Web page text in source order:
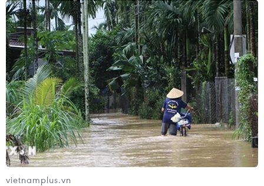
cao tốc Trung Lương-Mỹ Thuận
23/01/2022 10:02
Tập đoàn Đèo Cả sẽ yêu cầu Công ty Nguyễn Vinh
cung cấp các chứng cứ, chứng thực nội dung khiếu nại
để xem xét việc Tập đoàn có nợ hay không nợ, đồng
thời đề xuất cơ quan pháp luật vào cuộc điều tra.
vietnamplus.vn